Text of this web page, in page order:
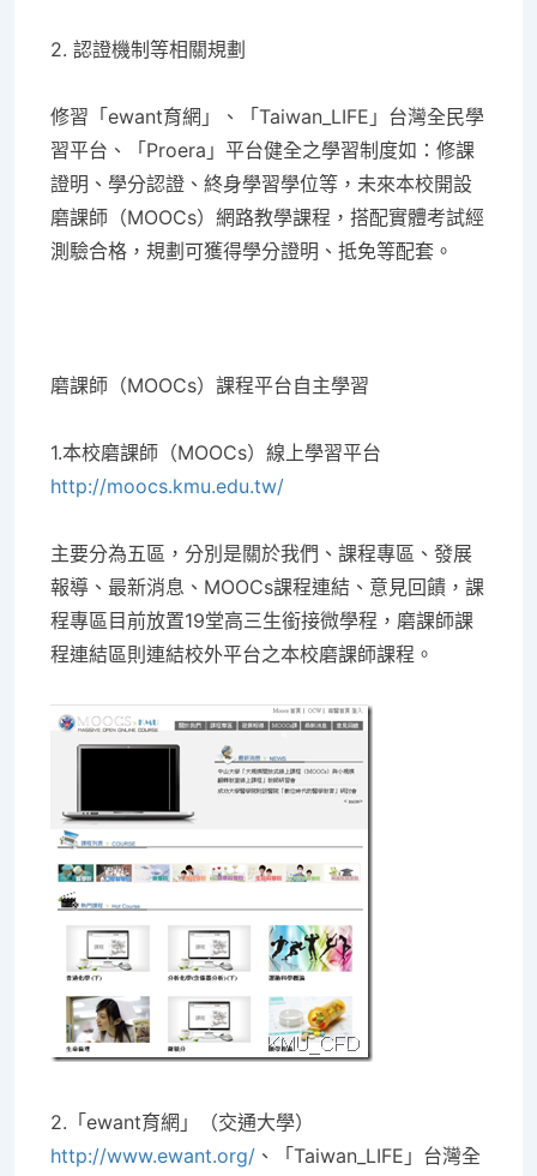
2. 認證機制等相關規劃
修習「ewant育網」、「Taiwan_LIFE」台灣全民學
習平台、「Proera」平台健全之學習制度如：修課
證明、學分認證、終身學習學位等，未來本校開設
磨課師（MOOCs）網路教學課程，搭配實體考試經
測驗合格，規劃可獲得學分證明、抵免等配套。
磨課師（MOOCs）課程平台自主學習
1.本校磨課師（MOOCs）線上學習平台
http://moocs.kmu.edu.tw/
主要分為五區，分別是關於我們、課程專區、發展
報導、最新消息、MOOCs課程連結、意見回饋，課
程專區目前放置19堂高三生銜接微學程，磨課師課
程連結區則連結校外平台之本校磨課師課程。
2. 「ewant育網」（交通大學）
http://www.ewant.org/ 、「Taiwan_LIFE 」台灣全